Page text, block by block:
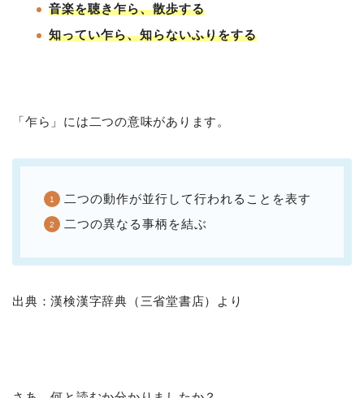
音楽を聴き乍ら、散歩する
知ってい乍ら、知らないふりをする
「乍ら」には二つの意味があります。
二つの動作が並行して行われることを表す
二つの異なる事柄を結ぶ
出典：漢検漢字辞典（三省堂書店）より